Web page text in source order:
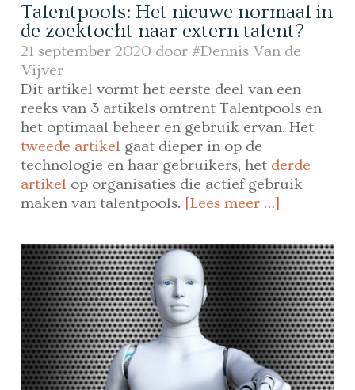
Talentpools: Het nieuwe normaal in
de zoektocht naar extern talent?
21 september 2020 door #Dennis Van de
Vijver
Dit artikel vormt het eerste deel van een
reeks van 3 artikels omtrent Talentpools en
het optimaal beheer en gebruik ervan. Het
tweede artikel gaat dieper in op de
technologie en haar gebruikers, het derde
artikel op organisaties die actief gebruik
maken van talentpools. [Lees meer …]